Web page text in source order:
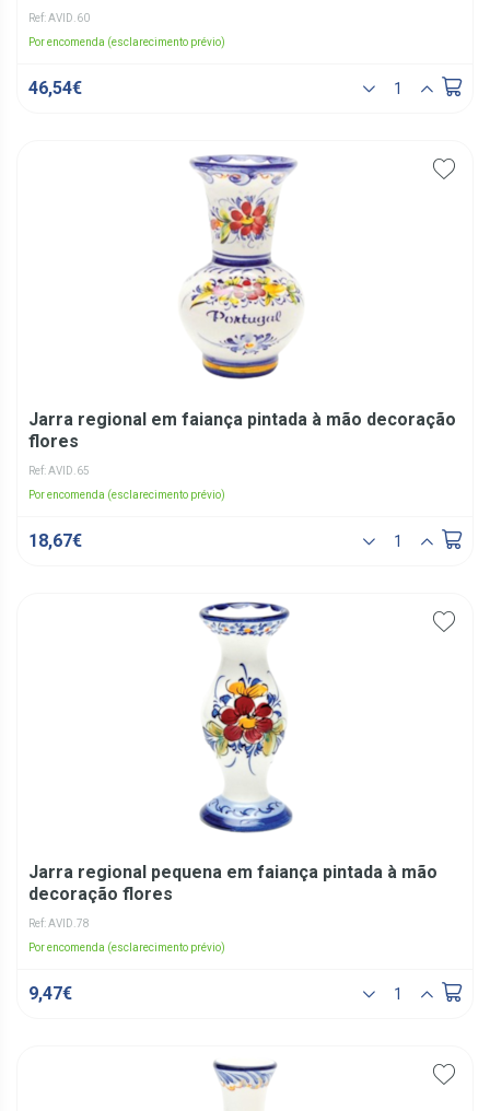
Ref: AVID.60
Por encomenda (esclarecimento prévio)
46,54€
Jarra regional em faiança pintada à mão decoração
flores
Ref: AVID.65
Por encomenda (esclarecimento prévio)
18,67€
Jarra regional pequena em faiança pintada à mão
decoração flores
Ref: AVID.78
Por encomenda (esclarecimento prévio)
9,47€